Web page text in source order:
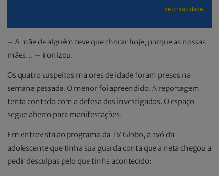
de privacidade.
– A mãe de alguém teve que chorar hoje, porque as nossas
mães… – ironizou.
Os quatro suspeitos maiores de idade foram presos na
semana passada. O menor foi apreendido. A reportagem
tenta contado com a defesa dos investigados. O espaço
segue aberto para manifestações.
Em entrevista ao programa da TV Globo, a avó da
adolescente que tinha sua guarda conta que a neta chegou a
pedir desculpas pelo que tinha acontecido: